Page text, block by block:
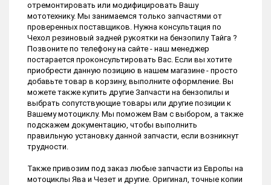
отремонтировать или модифицировать Вашу
мототехнику. Мы занимаемся только запчастями от
проверенных поставщиков. Нужна консультация по
Чехол резиновый задней рукоятки на бензопилу Тайга ?
Позвоните по телефону на сайте - наш менеджер
постарается проконсультировать Вас. Если вы хотите
приобрести данную позицию в нашем магазине - просто
добавьте товар в корзину, выполните оформление. Вы
можете также купить другие Запчасти на бензопилы и
выбрать сопутствующие товары или другие позиции к
Вашему мотоциклу. Мы поможем Вам с выбором, а также
подскажем документацию, чтобы выполнить
правильную установку данной запчасти, если возникнут
трудности.
Также привозим под заказ любые запчасти из Европы на
мотоциклы Ява и Чезет и другие. Оригинал, точные копии